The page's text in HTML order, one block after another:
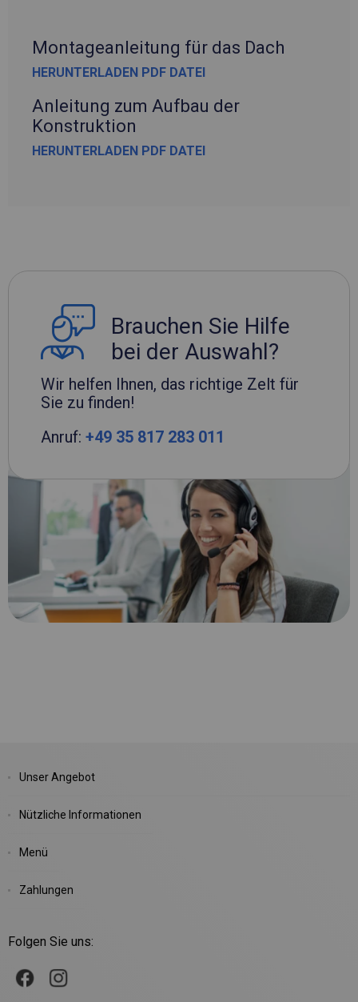
Montageanleitung für das Dach
HERUNTERLADEN PDF DATEI
Anleitung zum Aufbau der
Konstruktion
HERUNTERLADEN PDF DATEI
Brauchen Sie Hilfe
bei der Auswahl?
Wir helfen Ihnen, das richtige Zelt für
Sie zu finden!
Anruf: +49 35 817 283 011
Unser Angebot
Nützliche Informationen
Menü
Zahlungen
Folgen Sie uns: